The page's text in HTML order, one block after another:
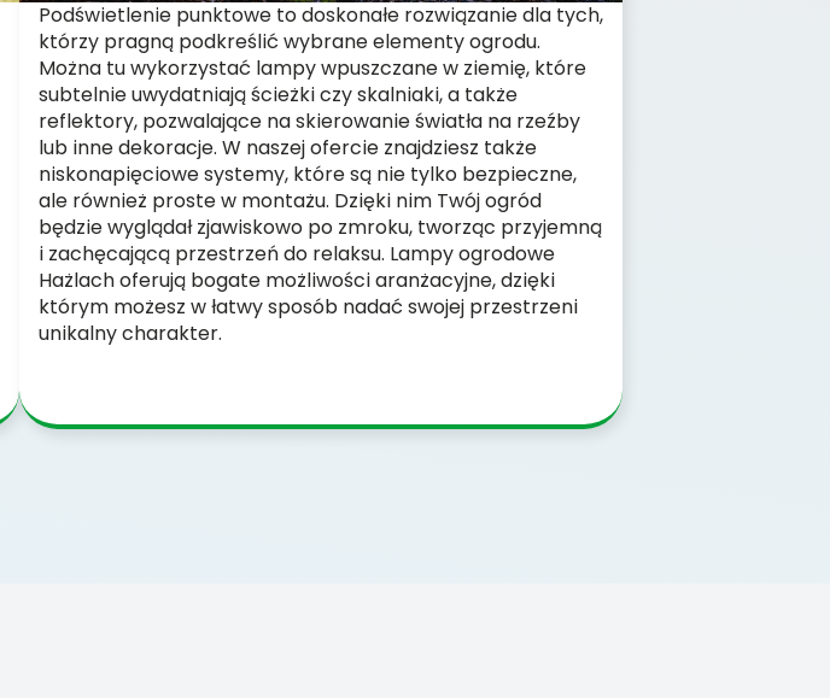
Podświetlenie punktowe to doskonałe rozwiązanie dla tych,
którzy pragną podkreślić wybrane elementy ogrodu.
Można tu wykorzystać lampy wpuszczane w ziemię, które
subtelnie uwydatniają ścieżki czy skalniaki, a także
reflektory, pozwalające na skierowanie światła na rzeźby
lub inne dekoracje. W naszej ofercie znajdziesz także
niskonapięciowe systemy, które są nie tylko bezpieczne,
ale również proste w montażu. Dzięki nim Twój ogród
będzie wyglądał zjawiskowo po zmroku, tworząc przyjemną
i zachęcającą przestrzeń do relaksu. Lampy ogrodowe
Hażlach oferują bogate możliwości aranżacyjne, dzięki
którym możesz w łatwy sposób nadać swojej przestrzeni
unikalny charakter.